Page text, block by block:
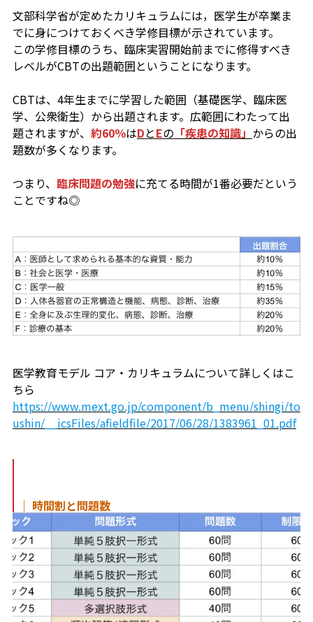
文部科学省が定めたカリキュラムには，医学生が卒業ま
でに身につけておくべき学修目標が示されています。
この学修目標のうち、臨床実習開始前までに修得すべき
レベルがCBTの出題範囲ということになります。
CBTは、4年生までに学習した範囲（基礎医学、臨床医
学、公衆衛生）から出題されます。広範囲にわたって出
題されますが、 約60％はDとEの 「疾患の知識」 からの出
題数が多くなります。
つまり、 臨床問題の勉強に充てる時間が1番必要だという
ことですね◎
医学教育モデル コア・カリキュラムについて詳しくはこ
ちら
https://www.mext.go.jp/component/b_menu/shingi/to
ushin/__icsFiles/afieldfile/2017/06/28/1383961_01.pdf
｜ 時間割と問題数